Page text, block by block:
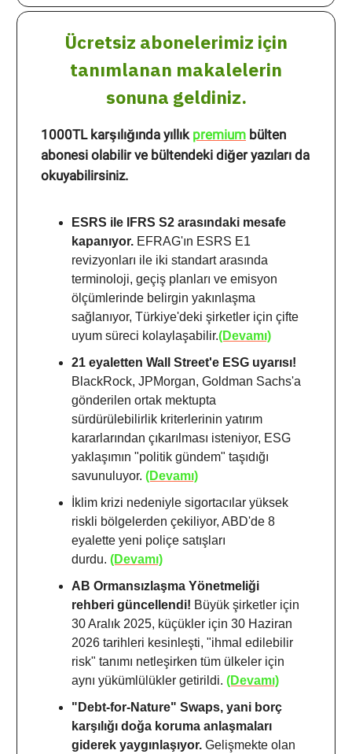
Ücretsiz abonelerimiz için
tanımlanan makalelerin
sonuna geldiniz.
1000TL karşılığında yıllık premium bülten
abonesi olabilir ve bültendeki diğer yazıları da
okuyabilirsiniz.
ESRS ile IFRS S2 arasındaki mesafe
kapanıyor. EFRAG'ın ESRS E1
revizyonları ile iki standart arasında
terminoloji, geçiş planları ve emisyon
ölçümlerinde belirgin yakınlaşma
sağlanıyor, Türkiye'deki şirketler için çifte
uyum süreci kolaylaşabilir.(Devamı)
21 eyaletten Wall Street'e ESG uyarısı!
BlackRock, JPMorgan, Goldman Sachs'a
gönderilen ortak mektupta
sürdürülebilirlik kriterlerinin yatırım
kararlarından çıkarılması isteniyor, ESG
yaklaşımın "politik gündem" taşıdığı
savunuluyor. (Devamı)
İklim krizi nedeniyle sigortacılar yüksek
riskli bölgelerden çekiliyor, ABD'de 8
eyalette yeni poliçe satışları
durdu. (Devamı)
AB Ormansızlaşma Yönetmeliği
rehberi güncellendi! Büyük şirketler için
30 Aralık 2025, küçükler için 30 Haziran
2026 tarihleri kesinleşti, "ihmal edilebilir
risk" tanımı netleşirken tüm ülkeler için
aynı yükümlülükler getirildi. (Devamı)
"Debt-for-Nature" Swaps, yani borç
karşılığı doğa koruma anlaşmaları
giderek yaygınlaşıyor. Gelişmekte olan